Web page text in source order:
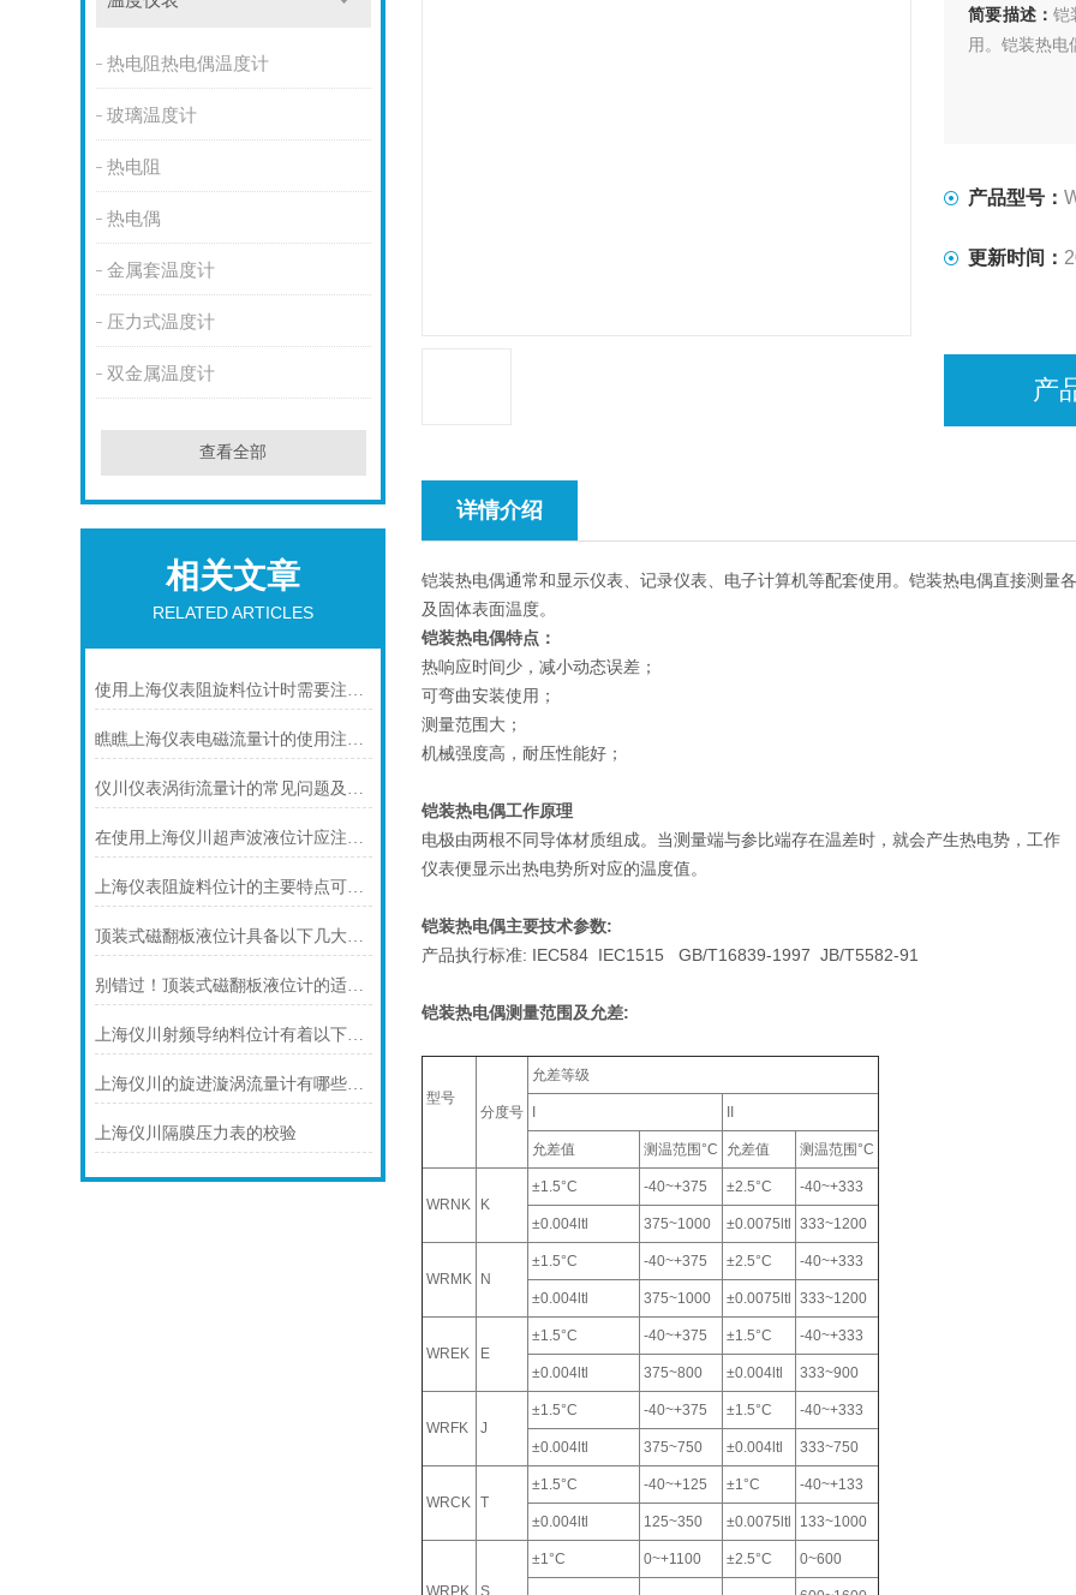
热电阻热电偶温度计
玻璃温度计
热电阻
热电偶
金属套温度计
压力式温度计
双金属温度计
查看全部
相关文章
RELATED ARTICLES
使用上海仪表阻旋料位计时需要注意的一些事项
瞧瞧上海仪表电磁流量计的使用注意事项
仪川仪表涡街流量计的常见问题及解决方法如下
在使用上海仪川超声波液位计应注间的现场条件
上海仪表阻旋料位计的主要特点可归纳如下
顶装式磁翻板液位计具备以下几大主要特点
别错过！顶装式磁翻板液位计的适用版图，一文解锁核心场景
上海仪川射频导纳料位计有着以下几大技术特点
上海仪川的旋进漩涡流量计有哪些应用案例
上海仪川隔膜压力表的校验
简要描述： 铠
用。铠装热
产品型号：
更新时间：
产
详情介绍
铠装热电偶通常和显示仪表、记录仪表、电子计算机等配套使用。铠装热电偶直接测量
及固体表面温度。
铠装热电偶特点：
热响应时间少，减小动态误差；
可弯曲安装使用；
测量范围大；
机械强度高，耐压性能好；
铠装热电偶工作原理
电极由两根不同导体材质组成。当测量端与参比端存在温差时，就会产生热电势，工作
仪表便显示出热电势所对应的温度值。
铠装热电偶主要技术参数:
产品执行标准: IEC584 IEC1515 GB/T16839-1997 JB/T5582-91
铠装热电偶测量范围及允差:
型号
分度号
允差等级
允差值 测温范围°C 允差值 测温范围°C
WRNK K
±1.5°C -40~+375 ±2.5°C -40~+333
±0.004ltl 375~1000 ±0.0075ltl 333~1200
WRMK N
±1.5°C -40~+375 ±2.5°C -40~+333
±0.004ltl 375~1000 ±0.0075ltl 333~1200
WREK E
±1.5°C -40~+375 ±1.5°C -40~+333
±0.004ltl 375~800 ±0.004ltl 333~900
WRFK J
±1.5°C -40~+375 ±1.5°C -40~+333
±0.004ltl 375~750 ±0.004ltl 333~750
WRCK T
±1.5°C -40~+125 ±1°C -40~+133
±0.004ltl 125~350 ±0.0075ltl 133~1000
WRPK S
±1°C 0~+1100 ±2.5°C 0~600